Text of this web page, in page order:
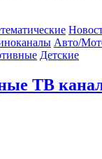
Авто/
Детские
ТВ